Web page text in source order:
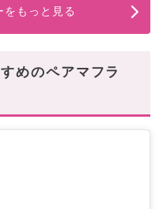
をもっと見る
めのペアマフラ